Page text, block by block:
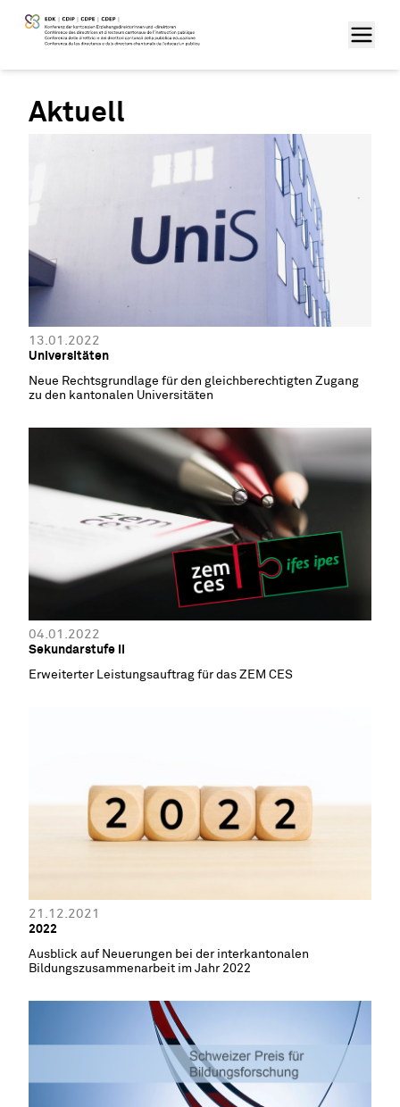
Aktuell
13.01.2022
Universitäten
Neue Rechtsgrundlage für den gleichberechtigten Zugang
zu den kantonalen Universitäten
04.01.2022
Sekundarstufe II
Erweiterter Leistungsauftrag für das ZEM CES
21.12.2021
2022
Ausblick auf Neuerungen bei der interkantonalen
Bildungszusammenarbeit im Jahr 2022